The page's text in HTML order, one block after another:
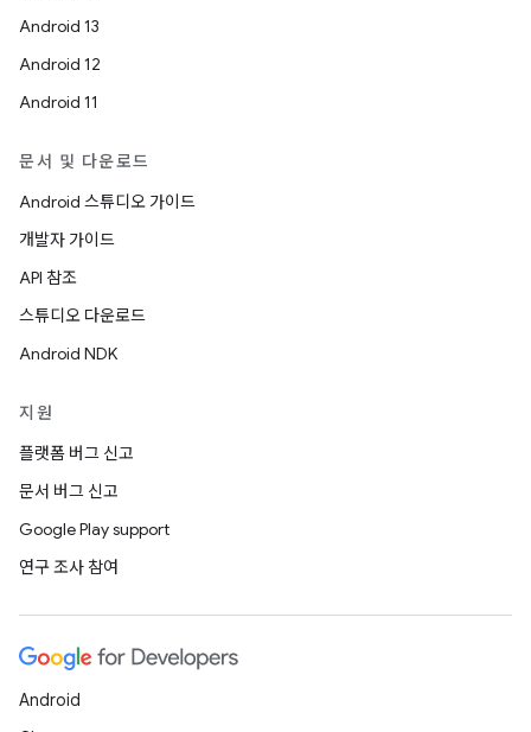
Android 13
Android 12
Android 11
문서 및 다운로드
Android 스튜디오 가이드
개발자 가이드
API 참조
스튜디오 다운로드
Android NDK
지원
플랫폼 버그 신고
문서 버그 신고
Google Play support
연구 조사 참여
Android